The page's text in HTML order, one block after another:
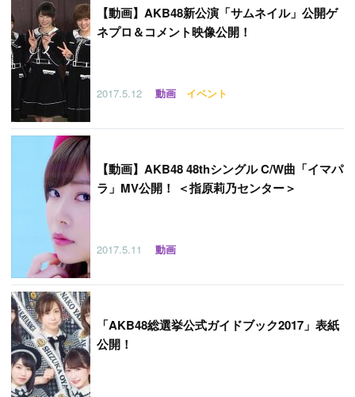
【動画】AKB48新公演「サムネイル」公開ゲ
ネプロ＆コメント映像公開！
2017.5.12 動画 イベント
【動画】AKB48 48thシングル C/W曲「イマパ
ラ」MV公開！ ＜指原莉乃センター＞
2017.5.11 動画
「AKB48総選挙公式ガイドブック2017」表紙
公開！